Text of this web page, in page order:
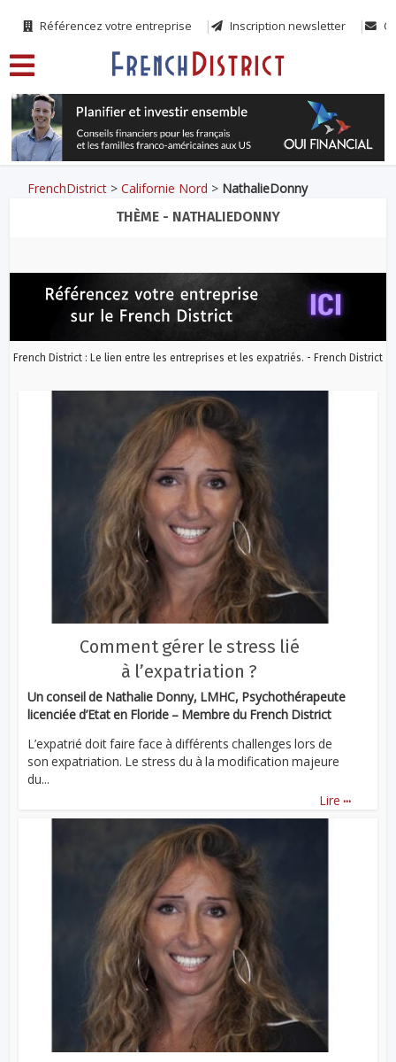
Référencez votre entreprise Inscription newsletter
FrenchDistrict >Californie Nord > NathalieDonny
THÈME - NATHALIEDONNY
French District : Le lien entre les entreprises et les expatriés. - French District
Comment gérer le stress lié
à l’expatriation ?
Un conseil de Nathalie Donny, LMHC, Psychothérapeute
licenciée d’Etat en Floride – Membre du French District
L’expatrié doit faire face à différents challenges lors de
son expatriation. Le stress du à la modification majeure
du...
Lire ...